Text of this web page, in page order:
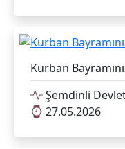
Kurban
Şemdinli
27.05.2026